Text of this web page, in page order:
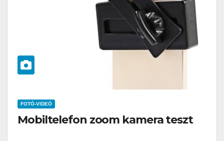
FOTÓ-VIDEÓ
Mobiltelefon zoom kamera teszt